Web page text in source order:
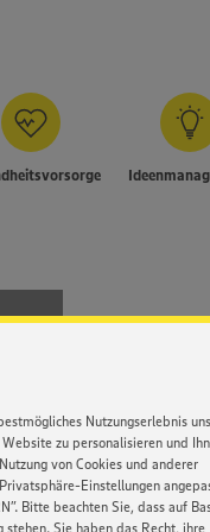
Nutzungserlebnis
zu personalisieren und
von Cookies und anderer
Einstellungen
Bitte beachten Sie, dass auf
Sie haben das Recht, ihre